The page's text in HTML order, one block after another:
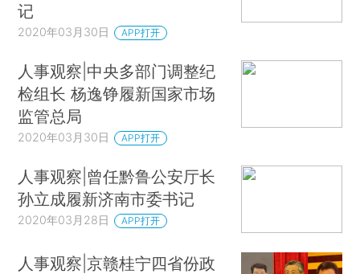
记
2020年03月30日 APP打开
人事观察|中央多部门调整纪
检组长 杨逸铮履新国家市场
监管总局
2020年03月30日 APP打开
人事观察|曾任黔鲁公安厅长
孙立成履新济南市委书记
2020年03月28日 APP打开
人事观察|京赣桂宁四省份政